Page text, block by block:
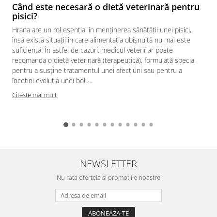
Când este necesară o dietă veterinară pentru
pisici?
Hrana are un rol esențial în menținerea sănătății unei pisici,
însă există situații în care alimentația obișnuită nu mai este
suficientă. În astfel de cazuri, medicul veterinar poate
recomanda o dietă veterinară (terapeutică), formulată special
pentru a susține tratamentul unei afecțiuni sau pentru a
încetini evoluția unei boli....
Citeste mai mult
NEWSLETTER
Nu rata ofertele si promotiile noastre